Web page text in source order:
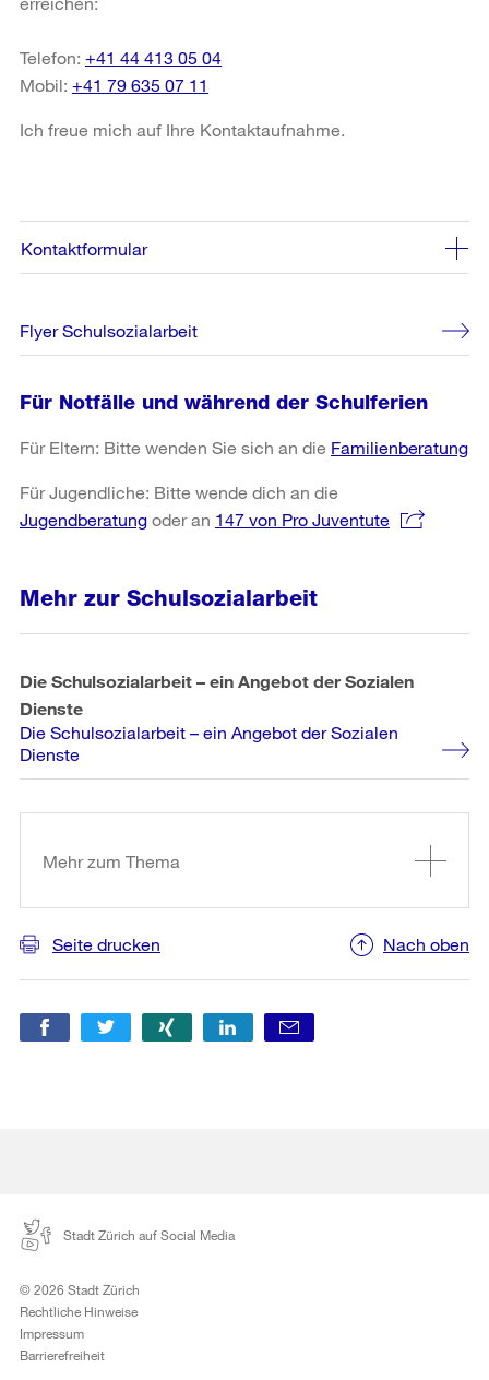
Telefon: +41 44 413 05 04
Mobil: +41 79 635 07 11
Ich freue mich auf Ihre Kontaktaufnahme.
Kontaktformular
Flyer Schulsozialarbeit
Für Notfälle und während der Schulferien
Für Eltern: Bitte wenden Sie sich an die Familienberatung
Für Jugendliche: Bitte wende dich an die
Jugendberatung oder an 147 von Pro Juventute
Mehr zur Schulsozialarbeit
Die Schulsozialarbeit – ein Angebot der Sozialen
Dienste
Die Schulsozialarbeit – ein Angebot der Sozialen
Dienste
Mehr zum Thema
Seite drucken Nach oben
Stadt Zürich auf Social Media
© 2026 Stadt Zürich
Rechtliche Hinweise
Impressum
Barrierefreiheit